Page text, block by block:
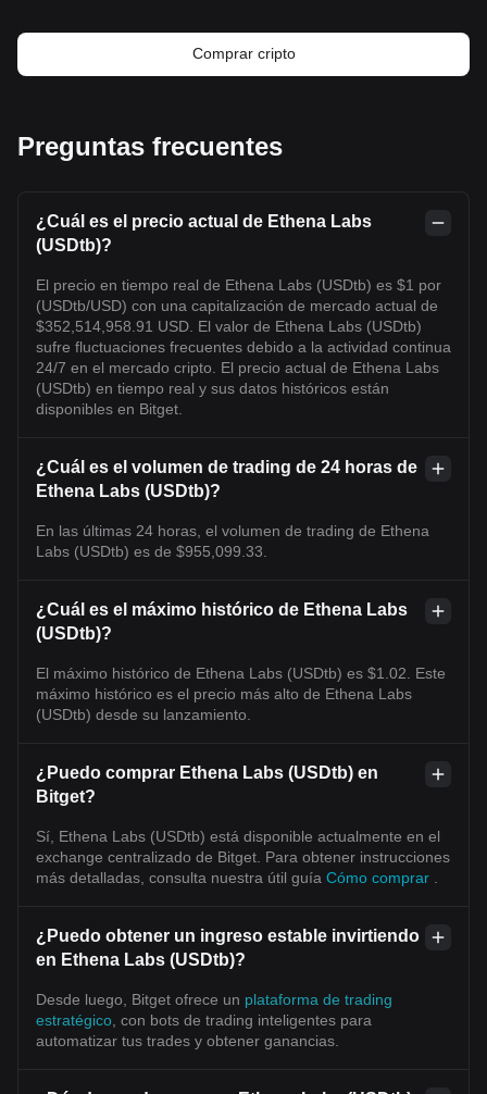
Comprar cripto
Preguntas frecuentes
¿Cuál es el precio actual de Ethena Labs
(USDtb)?
El precio en tiempo real de Ethena Labs (USDtb) es $1 por
(USDtb/USD) con una capitalización de mercado actual de
$352,514,958.91 USD. El valor de Ethena Labs (USDtb)
sufre fluctuaciones frecuentes debido a la actividad continua
24/7 en el mercado cripto. El precio actual de Ethena Labs
(USDtb) en tiempo real y sus datos históricos están
disponibles en Bitget.
¿Cuál es el volumen de trading de 24 horas de
Ethena Labs (USDtb)?
En las últimas 24 horas, el volumen de trading de Ethena
Labs (USDtb) es de $955,099.33.
¿Cuál es el máximo histórico de Ethena Labs
(USDtb)?
El máximo histórico de Ethena Labs (USDtb) es $1.02. Este
máximo histórico es el precio más alto de Ethena Labs
(USDtb) desde su lanzamiento.
¿Puedo comprar Ethena Labs (USDtb) en
Bitget?
Sí, Ethena Labs (USDtb) está disponible actualmente en el
exchange centralizado de Bitget. Para obtener instrucciones
más detalladas, consulta nuestra útil guía Cómo comprar
¿Puedo obtener un ingreso estable invirtiendo
en Ethena Labs (USDtb)?
Desde luego, Bitget ofrece un plataforma de trading
estratégico , con bots de trading inteligentes para
automatizar tus trades y obtener ganancias.